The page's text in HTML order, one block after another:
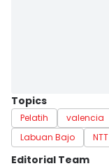
Topics
Pelatih valencia
Labuan Bajo
NTT
Editorial Team